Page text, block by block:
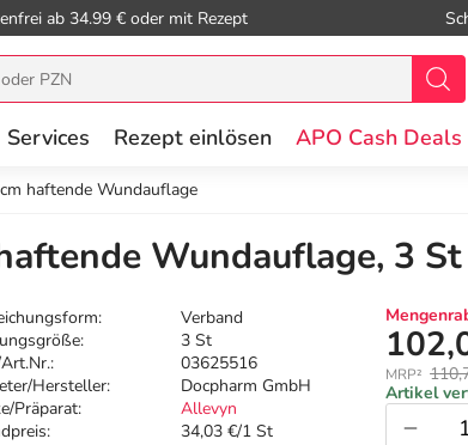
ab 34.99 € oder mit Rezept
Services Rezept einlösen APO Cash Deals
haftende Wundauflage
Wundauflage, 3 St
Verband
3 St
03625516
Hersteller:
Docpharm GmbH
Präparat:
Allevyn
34,03 €/1 St
MRP²
Artikel